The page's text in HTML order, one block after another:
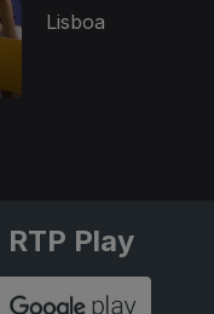
Lisboa
RTP Play